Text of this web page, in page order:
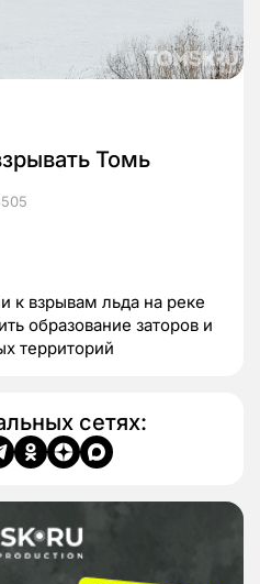
Томь
к взрывам льда на реке
образование заторов и
территорий
сетях: